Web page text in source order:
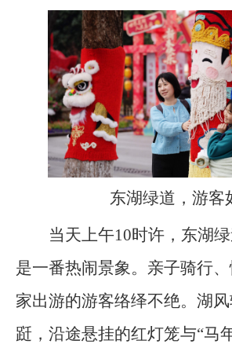
东湖绿道，游客
当天上午10时许，东湖
是一番热闹景象。亲子骑行
家出游的游客络绎不绝。湖
跹，沿途悬挂的红灯笼与“马